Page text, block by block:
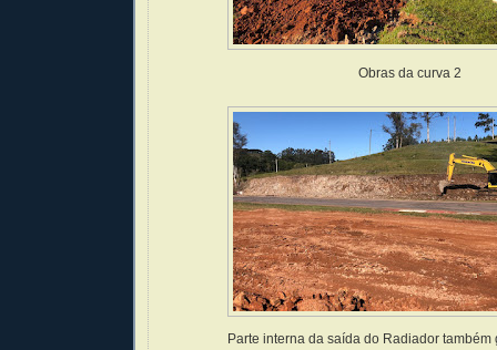
Obras da curva 2
Parte interna da saída do Radiador também